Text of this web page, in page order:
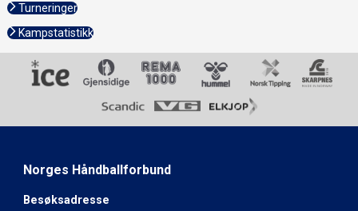
Turneringer
Kampstatistikk
Norges Håndballforbund
Besøksadresse